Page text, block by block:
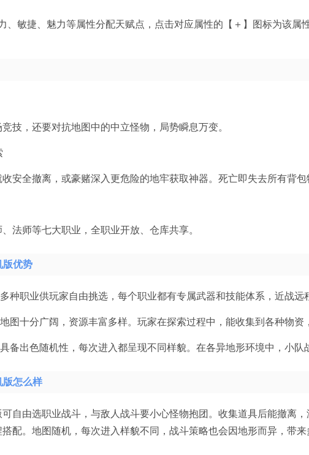
、敏捷、魅力等属性分配天赋点，点击对应属性的【＋】图标为该属性
技，还要对抗地图中的中立怪物，局势瞬息万变。
安全撤离，或豪赌深入更危险的地牢获取神器。死亡即失去所有背包
法师等七大职业，全职业开放、仓库共享。
版优势
种职业供玩家自由挑选，每个职业都有专属武器和技能体系，近战远
图十分广阔，资源丰富多样。玩家在探索过程中，能收集到各种物资
备出色随机性，每次进入都呈现不同样貌。在各异地形环境中，小队
版怎么样
自由选职业战斗，与敌人战斗要小心怪物抱团。收集道具后能撤离
配。地图随机，每次进入样貌不同，战斗策略也会因地形而异，带来